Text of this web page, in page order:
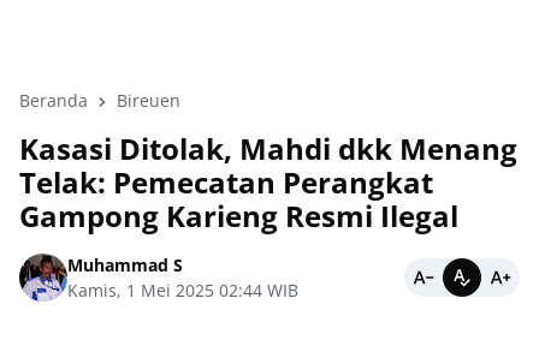
Beranda Bireuen
Kasasi Ditolak, Mahdi dkk Menang
Telak: Pemecatan Perangkat
Gampong Karieng Resmi Ilegal
Muhammad S
Kamis, 1 Mei 2025 02:44 WIB